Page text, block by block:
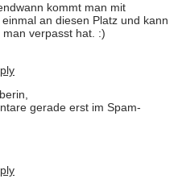
kommt man mit
an diesen Platz und kann
verpasst hat. :)
gerade erst im Spam-